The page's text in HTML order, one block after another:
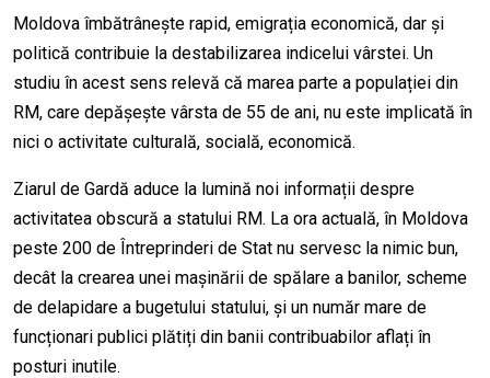
Moldova îmbătrânește rapid, emigrația economică, dar și
politică contribuie la destabilizarea indicelui vârstei. Un
studiu în acest sens relevă că marea parte a populației din
RM, care depășește vârsta de 55 de ani, nu este implicată în
nici o activitate culturală, socială, economică.
Ziarul de Gardă aduce la lumină noi informații despre
activitatea obscură a statului RM. La ora actuală, în Moldova
peste 200 de Întreprinderi de Stat nu servesc la nimic bun,
decât la crearea unei mașinării de spălare a banilor, scheme
de delapidare a bugetului statului, și un număr mare de
funcționari publici plătiți din banii contribuabilor aflați în
posturi inutile.